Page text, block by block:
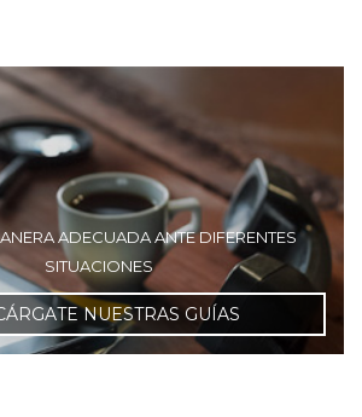
ADECUADA ANTE DIFERENTES
SITUACIONES
NUESTRAS GUÍAS